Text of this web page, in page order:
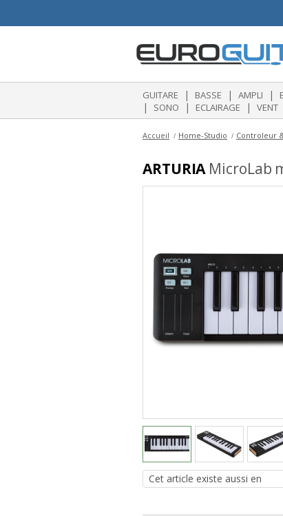
GUITARE | BASSE | AMPLI |
| SONO | ECLAIRAGE | VENT
Accueil Home-Studio Controleur
ARTURIAMicroLab